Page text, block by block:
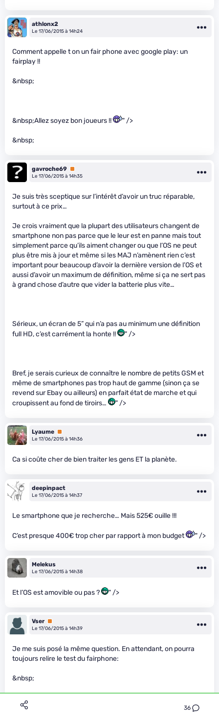
36
athlonx2
Le 17/06/2015 à 14h24
Comment appelle t on un fair phone avec google play: un
fairplay !!
&nbsp;
&nbsp;Allez soyez bon joueurs !! " />
&nbsp;
gavroche69 Premium
Le 17/06/2015 à 14h35
Je suis très sceptique sur l’intérêt d’avoir un truc réparable,
surtout à ce prix…
Je crois vraiment que la plupart des utilisateurs changent de
smartphone non pas parce que le leur est en panne mais tout
simplement parce qu’ils aiment changer ou que l’OS ne peut
plus être mis à jour et même si les MAJ n’amènent rien c’est
important pour beaucoup d’avoir la dernière version de l’OS et
aussi d’avoir un maximum de définition, même si ça ne sert pas
à grand chose d’autre que vider la batterie plus vite…
Sérieux, un écran de 5” qui n’a pas au minimum une définition
full HD, c’est carrément la honte !!
" />
Bref, je serais curieux de connaître le nombre de petits GSM et
même de smartphones pas trop haut de gamme (sinon ça se
revend sur Ebay ou ailleurs) en parfait état de marche et qui
croupissent au fond de tiroirs…
" />
Lyaume Premium
Le 17/06/2015 à 14h36
Ca si coûte cher de bien traiter les gens ET la planète.
deepinpact
Le 17/06/2015 à 14h37
Le smartphone que je recherche… Mais 525€ ouille !!!
C’est presque 400€ trop cher par rapport à mon budget " />
Melekus
Le 17/06/2015 à 14h38
Et l’OS est amovible ou pas ? " />
Vser Premium
Le 17/06/2015 à 14h39
Je me suis posé la même question. En attendant, on pourra
toujours relire le test du fairphone:
&nbsp;